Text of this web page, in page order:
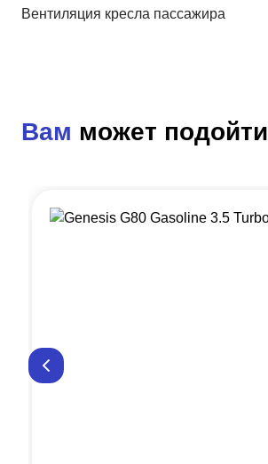
Вентиляция кресла пассажира
Вам может подойти